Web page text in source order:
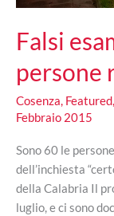
Falsi
persone
Cosenza, Featured,
Febbraio 2015
Sono 60 le
dell’inchiesta
della Calabria Il
luglio, e ci sono